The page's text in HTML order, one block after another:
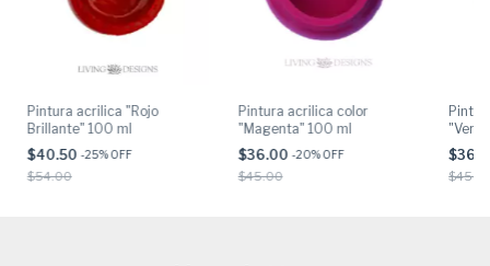
Pintura acrilica "Rojo
Brillante" 100 ml
$40.50 -25% OFF
$54.00
Pintura acrilica color
"Magenta" 100 ml
$36.00 -20% OFF
$45.00